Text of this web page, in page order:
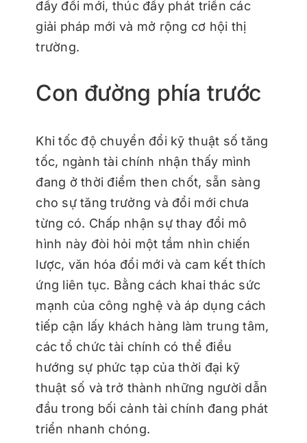
đẩy đổi mới, thúc đẩy phát triển các
giải pháp mới và mở rộng cơ hội thị
trường.
Con đường phía trước
Khi tốc độ chuyển đổi kỹ thuật số tăng
tốc, ngành tài chính nhận thấy mình
đang ở thời điểm then chốt, sẵn sàng
cho sự tăng trưởng và đổi mới chưa
từng có. Chấp nhận sự thay đổi mô
hình này đòi hỏi một tầm nhìn chiến
lược, văn hóa đổi mới và cam kết thích
ứng liên tục. Bằng cách khai thác sức
mạnh của công nghệ và áp dụng cách
tiếp cận lấy khách hàng làm trung tâm,
các tổ chức tài chính có thể điều
hướng sự phức tạp của thời đại kỹ
thuật số và trở thành những người dẫn
đầu trong bối cảnh tài chính đang phát
triển nhanh chóng.